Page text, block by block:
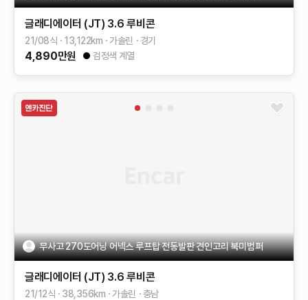
글래디에이터 (JT) 3.6 루비콘
21/08식 13,122km 가솔린 경기
4,890만원 검정색 계열
무사고 270도어닝 어넥스 루프탑 전동발판 견인고리 북미범퍼
글래디에이터 (JT) 3.6 루비콘
21/12식 38,356km 가솔린 충남